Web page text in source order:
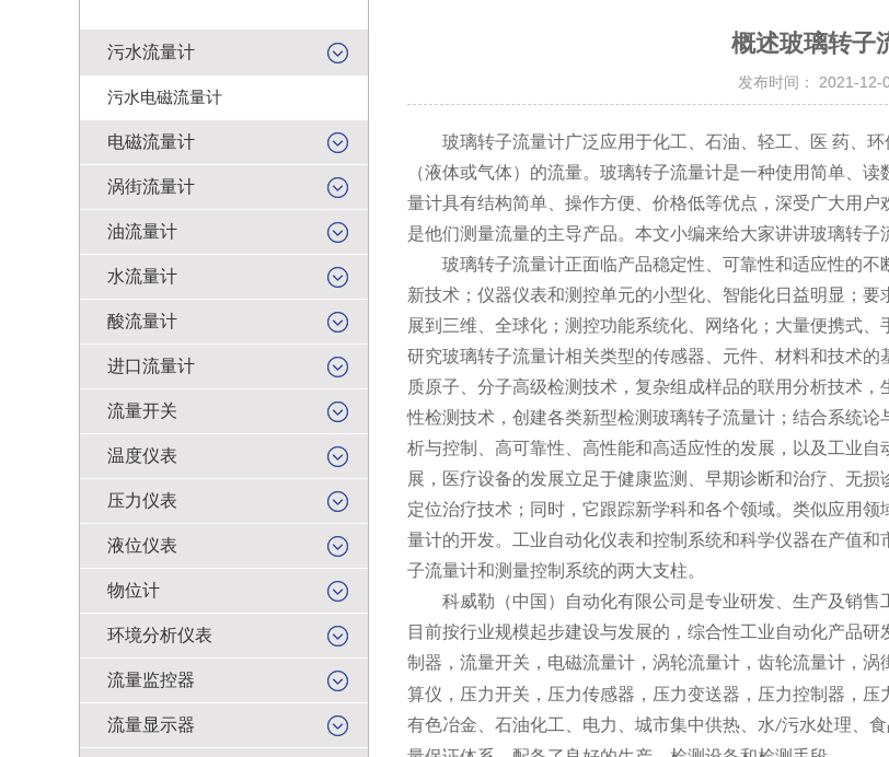
污水流量计
污水电磁流量计
电磁流量计
涡街流量计
油流量计
水流量计
酸流量计
进口流量计
流量开关
温度仪表
压力仪表
液位仪表
物位计
环境分析仪表
流量监控器
流量显示器
概述玻璃转子
发布时间： 2021-
玻璃转子流量计广泛应用于化工、石油、轻工、医 药、
（液体或气体）的流量。玻璃转子流量计是一种使用简单、
量计具有结构简单、操作方便、价格低等优点，深受广大用
是他们测量流量的主导产品。本文小编来给大家讲讲玻璃转子
玻璃转子流量计正面临产品稳定性、可靠性和适应性的不
新技术；仪器仪表和测控单元的小型化、智能化日益明显；
展到三维、全球化；测控功能系统化、网络化；大量便携式
研究玻璃转子流量计相关类型的传感器、元件、材料和技术
质原子、分子高级检测技术，复杂组成样品的联用分析技术
性检测技术，创建各类新型检测玻璃转子流量计；结合系统
析与控制、高可靠性、高性能和高适应性的发展，以及工业
展，医疗设备的发展立足于健康监测、早期诊断和治疗、无
定位治疗技术；同时，它跟踪新学科和各个领域。类似应用
量计的开发。工业自动化仪表和控制系统和科学仪器在产值
子流量计和测量控制系统的两大支柱。
科威勒（中国）自动化有限公司是专业研发、生产及销售
目前按行业规模起步建设与发展的，综合性工业自动化产品
制器，流量开关，电磁流量计，涡轮流量计，齿轮流量计，涡
算仪，压力开关，压力传感器，压力变送器，压力控制器，
有色冶金、石油化工、电力、城市集中供热、水/污水处理、